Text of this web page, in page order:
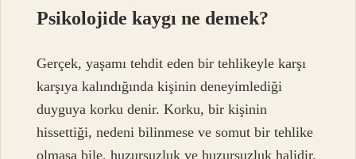
Psikolojide kaygı ne demek?
Gerçek, yaşamı tehdit eden bir tehlikeyle karşı
karşıya kalındığında kişinin deneyimlediği
duyguya korku denir. Korku, bir kişinin
hissettiği, nedeni bilinmese ve somut bir tehlike
olmasa bile, huzursuzluk ve huzursuzluk halidir.